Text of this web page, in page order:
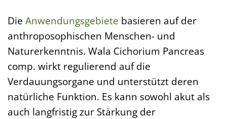
Die Anwendungsgebiete basieren auf der
anthroposophischen Menschen- und
Naturerkenntnis. Wala Cichorium Pancreas
comp. wirkt regulierend auf die
Verdauungsorgane und unterstützt deren
natürliche Funktion. Es kann sowohl akut als
auch langfristig zur Stärkung der